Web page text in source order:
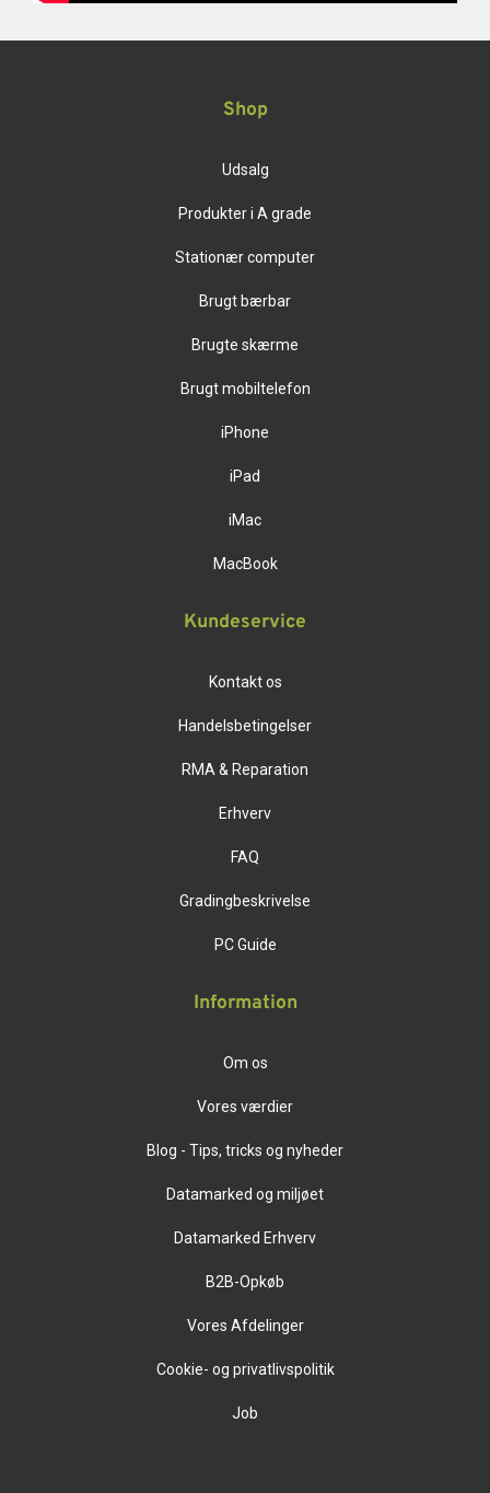
Shop
Udsalg
Produkter i A grade
Stationær computer
Brugt bærbar
Brugte skærme
Brugt mobiltelefon
iPhone
iPad
iMac
MacBook
Kundeservice
Kontakt os
Handelsbetingelser
RMA & Reparation
Erhverv
FAQ
Gradingbeskrivelse
PC Guide
Information
Om os
Vores værdier
Blog - Tips, tricks og nyheder
Datamarked og miljøet
Datamarked Erhverv
B2B-Opkøb
Vores Afdelinger
Cookie- og privatlivspolitik
Job